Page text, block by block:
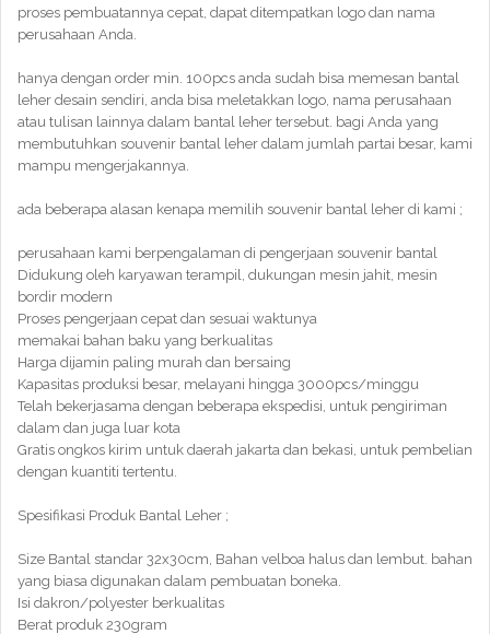
proses pembuatannya cepat, dapat ditempatkan logo dan nama
perusahaan Anda.
hanya dengan order min. 100pcs anda sudah bisa memesan bantal
leher desain sendiri, anda bisa meletakkan logo, nama perusahaan
atau tulisan lainnya dalam bantal leher tersebut. bagi Anda yang
membutuhkan souvenir bantal leher dalam jumlah partai besar, kami
mampu mengerjakannya.
ada beberapa alasan kenapa memilih souvenir bantal leher di kami ;
perusahaan kami berpengalaman di pengerjaan souvenir bantal
Didukung oleh karyawan terampil, dukungan mesin jahit, mesin
bordir modern
Proses pengerjaan cepat dan sesuai waktunya
memakai bahan baku yang berkualitas
Harga dijamin paling murah dan bersaing
Kapasitas produksi besar, melayani hingga 3000pcs/minggu
Telah bekerjasama dengan beberapa ekspedisi, untuk pengiriman
dalam dan juga luar kota
Gratis ongkos kirim untuk daerah jakarta dan bekasi, untuk pembelian
dengan kuantiti tertentu.
Spesifikasi Produk Bantal Leher ;
Size Bantal standar 32x30cm, Bahan velboa halus dan lembut. bahan
yang biasa digunakan dalam pembuatan boneka.
Isi dakron/polyester berkualitas
Berat produk 230gram